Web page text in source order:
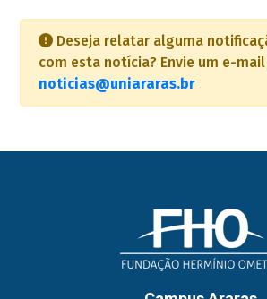
Deseja relatar alguma
com esta notícia? Envie um e-mail
noticias@uniararas.br